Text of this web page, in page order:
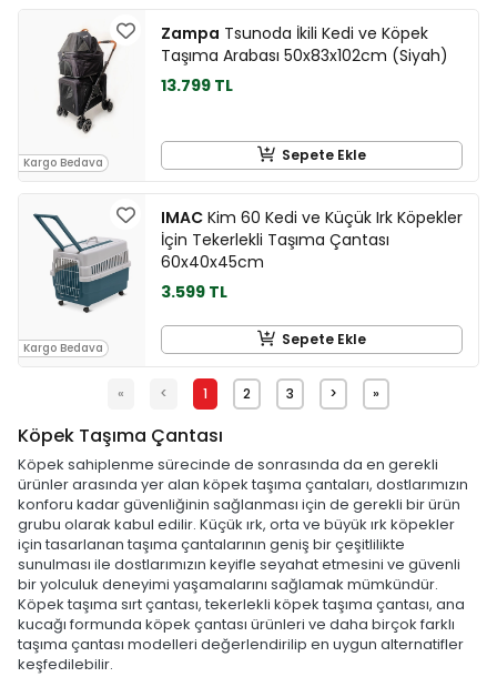
Kargo Bedava
Zampa Tsunoda İkili Kedi ve Köpek
Taşıma Arabası 50x83x102cm (Siyah)
13.799 TL
Sepete Ekle
Kargo Bedava
IMAC Kim 60 Kedi ve Küçük Irk Köpekler
İçin Tekerlekli Taşıma Çantası
60x40x45cm
3.599 TL
Sepete Ekle
« < 1 2 3 > »
Köpek Taşıma Çantası
Köpek sahiplenme sürecinde de sonrasında da en gerekli
ürünler arasında yer alan köpek taşıma çantaları, dostlarımızın
konforu kadar güvenliğinin sağlanması için de gerekli bir ürün
grubu olarak kabul edilir. Küçük ırk, orta ve büyük ırk köpekler
için tasarlanan taşıma çantalarının geniş bir çeşitlilikte
sunulması ile dostlarımızın keyifle seyahat etmesini ve güvenli
bir yolculuk deneyimi yaşamalarını sağlamak mümkündür.
Köpek taşıma sırt çantası, tekerlekli köpek taşıma çantası, ana
kucağı formunda köpek çantası ürünleri ve daha birçok farklı
taşıma çantası modelleri değerlendirilip en uygun alternatifler
keşfedilebilir.